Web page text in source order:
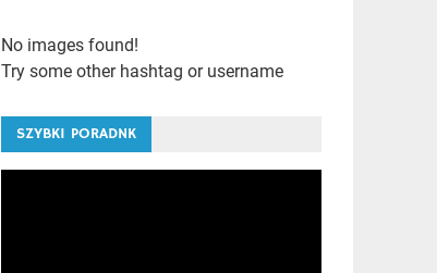
No images found!
Try some other hashtag or username
SZYBKI PORADNK